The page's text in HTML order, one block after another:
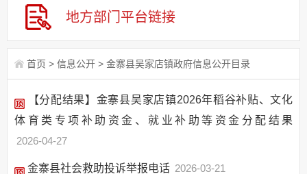
地方部门 平台链接
首页 > 信息公开 > 金寨县吴家店镇政府信息公开目录
【分配结果】金寨县吴家店镇2026年稻谷补贴、文化
体育类专项补助资金、就业补助等资金分配结果
2026-04-27
金寨县社会救助投诉举报电话 2026-03-21